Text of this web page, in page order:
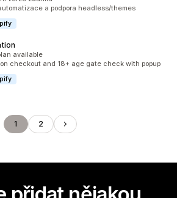
6
a podpora headless/themes
87
available
checkout and 18+ age gate check with popup
1 2